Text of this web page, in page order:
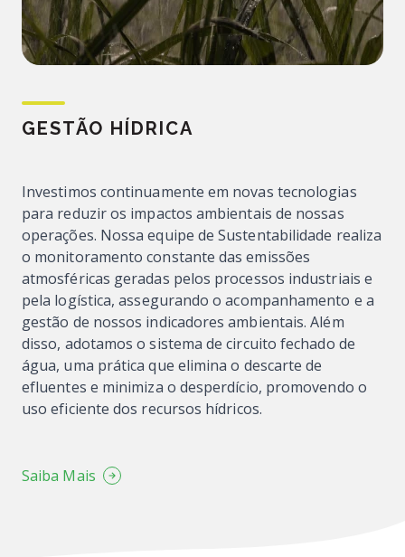
GESTÃO HÍDRICA
Investimos continuamente em novas tecnologias
para reduzir os impactos ambientais de nossas
operações. Nossa equipe de Sustentabilidade realiza
o monitoramento constante das emissões
atmosféricas geradas pelos processos industriais e
pela logística, assegurando o acompanhamento e a
gestão de nossos indicadores ambientais. Além
disso, adotamos o sistema de circuito fechado de
água, uma prática que elimina o descarte de
efluentes e minimiza o desperdício, promovendo o
uso eficiente dos recursos hídricos.
Saiba Mais